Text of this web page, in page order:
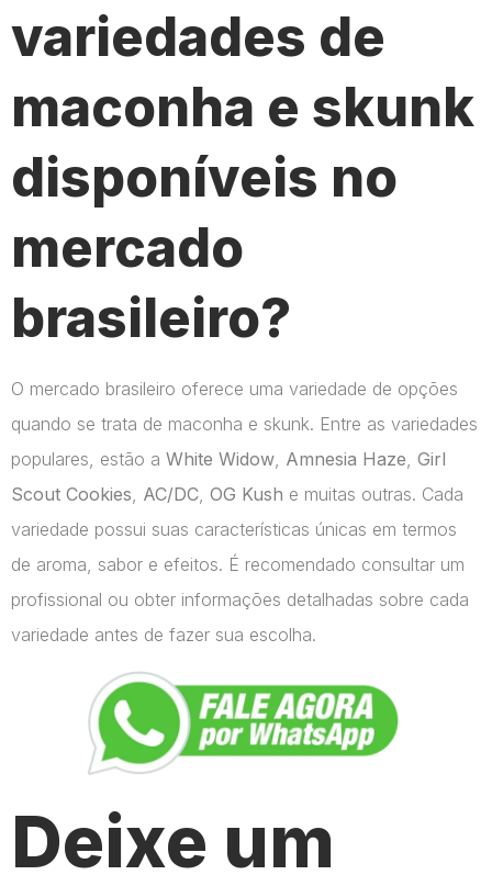
variedades de
maconha e skunk
disponíveis no
mercado
brasileiro?
O mercado brasileiro oferece uma variedade de opções
quando se trata de maconha e skunk. Entre as variedades
populares, estão a White Widow Amnesia Haze Girl
Scout Cookies AC/DC OG Kush e muitas outras. Cada
variedade possui suas características únicas em termos
de aroma, sabor e efeitos. É recomendado consultar um
profissional ou obter informações detalhadas sobre cada
variedade antes de fazer sua escolha.
Deixe um